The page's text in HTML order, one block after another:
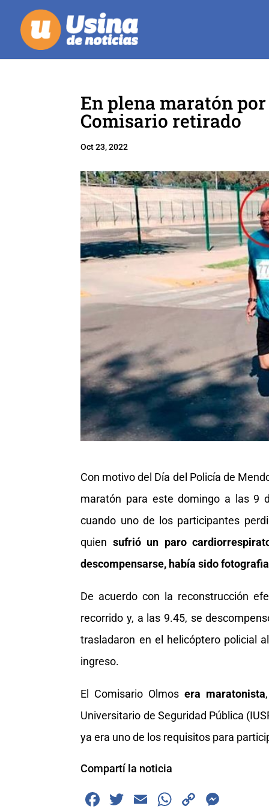
En plena maratón
Comisario retirado
Oct 23, 2022
Con motivo del Día del Policía de
maratón para este domingo a las 9
cuando uno de los participantes
quien sufrió un paro
descompensarse, había sido
De acuerdo con la reconstrucción
recorrido y, a las 9.45, se
trasladaron en el helicóptero policial
ingreso.
El Comisario Olmos era maratonista
Universitario de Seguridad Pública
ya era uno de los requisitos para
Compartí la noticia
F
T
E
W
C